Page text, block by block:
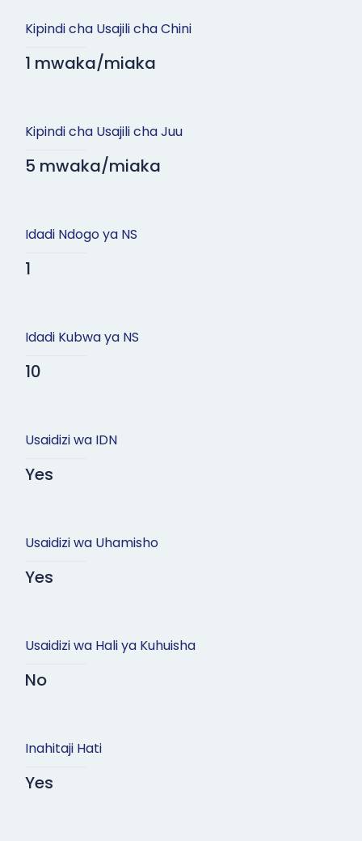
Kipindi cha Usajili cha Chini
1 mwaka/miaka
Kipindi cha Usajili cha Juu
5 mwaka/miaka
Idadi Ndogo ya NS
1
Idadi Kubwa ya NS
10
Usaidizi wa IDN
Yes
Usaidizi wa Uhamisho
Yes
Usaidizi wa Hali ya Kuhuisha
No
Inahitaji Hati
Yes